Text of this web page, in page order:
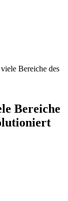
Bereiche des
Bereiche